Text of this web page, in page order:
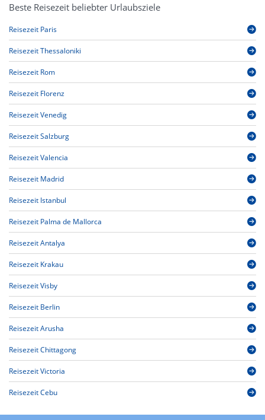
Beste Reisezeit beliebter Urlaubsziele
Reisezeit Paris
Reisezeit Thessaloniki
Reisezeit Rom
Reisezeit Florenz
Reisezeit Venedig
Reisezeit Salzburg
Reisezeit Valencia
Reisezeit Madrid
Reisezeit Istanbul
Reisezeit Palma de Mallorca
Reisezeit Antalya
Reisezeit Krakau
Reisezeit Visby
Reisezeit Berlin
Reisezeit Arusha
Reisezeit Chittagong
Reisezeit Victoria
Reisezeit Cebu